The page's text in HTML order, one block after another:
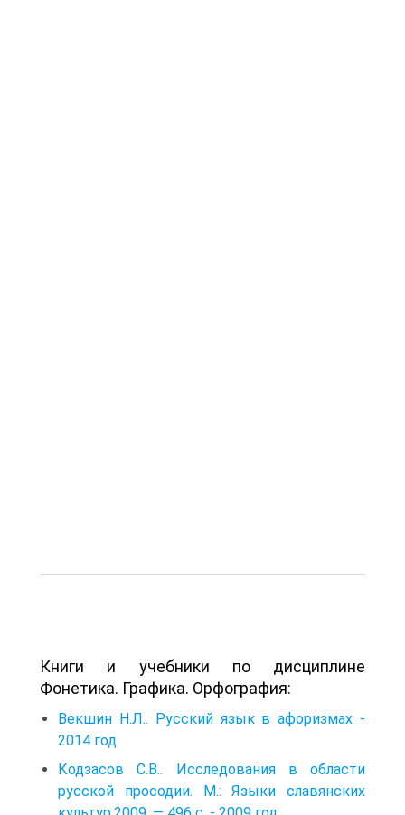
Книги и учебники по дисциплине
Фонетика. Графика. Орфография:
Векшин Н.Л.. Русский язык в афоризмах -
2014 год
Кодзасов С.В.. Исследования в области
русской просодии. М.: Языки славянских